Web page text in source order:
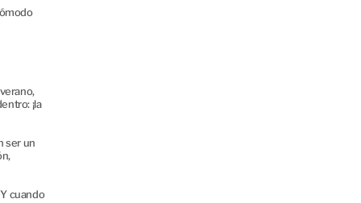
¡la
ser un
cuando